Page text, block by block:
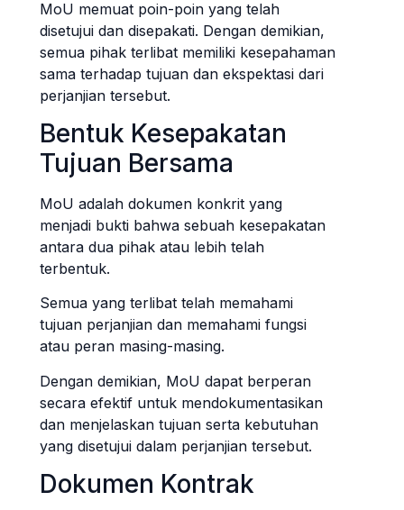
MoU memuat poin-poin yang telah
disetujui dan disepakati. Dengan demikian,
semua pihak terlibat memiliki kesepahaman
sama terhadap tujuan dan ekspektasi dari
perjanjian tersebut.
Bentuk Kesepakatan
Tujuan Bersama
MoU adalah dokumen konkrit yang
menjadi bukti bahwa sebuah kesepakatan
antara dua pihak atau lebih telah
terbentuk.
Semua yang terlibat telah memahami
tujuan perjanjian dan memahami fungsi
atau peran masing-masing.
Dengan demikian, MoU dapat berperan
secara efektif untuk mendokumentasikan
dan menjelaskan tujuan serta kebutuhan
yang disetujui dalam perjanjian tersebut.
Dokumen Kontrak